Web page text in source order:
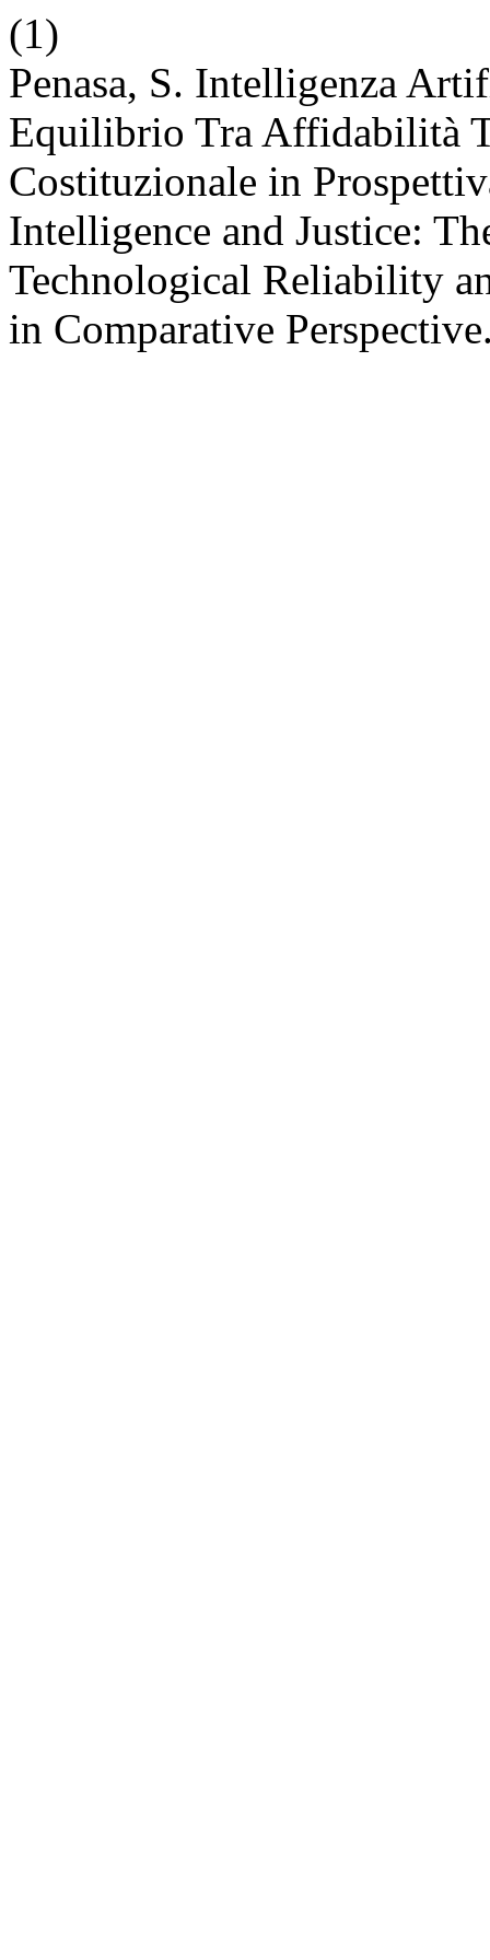
(1)
Penasa, S. Intelligenza
Equilibrio Tra Affidabilità
Costituzionale in
Intelligence and Justice:
Technological Reliability
in Comparative